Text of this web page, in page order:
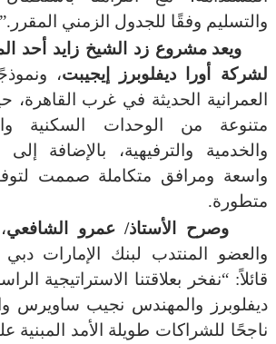
والتسليم وفقًا للجدول الزمني المقرر.”
ويعد مشروع زد الشيخ زايد أحد
لشركة أورا ديفلوبرز إيجيبت،
العمرانية الحديثة في غرب
متنوعة من الوحدات السكنية
والخدمية والترفيهية، بالإضافة
واسعة ومرافق متكاملة صممت
متطورة.
وصرح الأستاذ/ عمرو الشافعي
والعضو المنتدب لبنك الإمارات
قائلاً: “نفخر بعلاقتنا الاستراتيجية
ديفلوبرز والمهندس نجيب ساويرس
ناجحًا للشراكات طويلة الأمد المبنية